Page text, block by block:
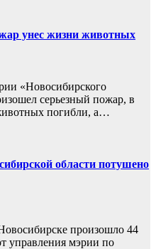
унес жизни животных
«Новосибирского
серьезный пожар, в
животных погибли, а…
области потушено
произошло 44
управления мэрии по